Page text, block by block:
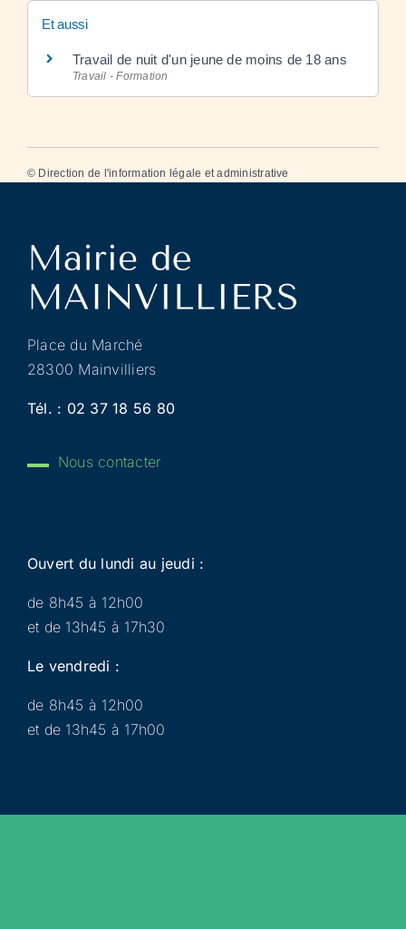
Et aussi
Travail de nuit d'un jeune de moins de 18 ans
Travail - Formation
© Direction de l'information légale et administrative
Place du Marché
28300 Mainvilliers
Tél. : 02 37 18 56 80
Nous contacter
Ouvert du lundi au jeudi :
de 8h45 à 12h00
et de 13h45 à 17h30
Le vendredi :
de 8h45 à 12h00
et de 13h45 à 17h00